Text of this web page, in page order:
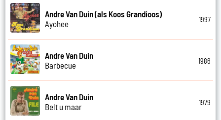
Andre Van Duin (als Koos Grandioos)
Ayohee
1997
Andre Van Duin
Barbecue
1986
Andre Van Duin
Belt u maar
1979